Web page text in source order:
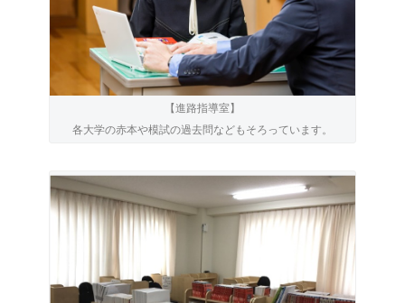
【進路指導室】
各大学の赤本や模試の過去問などもそろっています。